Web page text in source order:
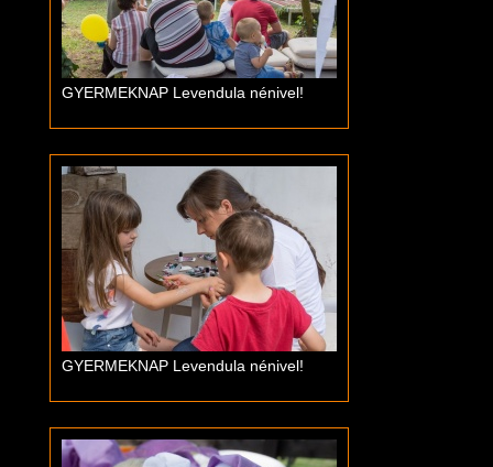
GYERMEKNAP Levendula nénivel!
GYERMEKNAP Levendula nénivel!